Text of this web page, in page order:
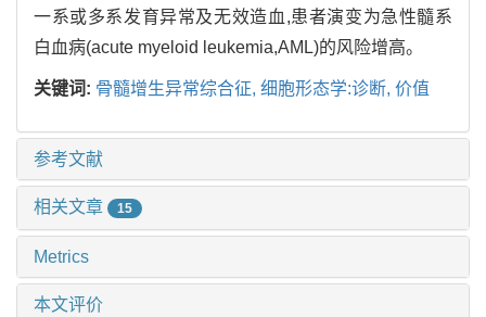
一系或多系发育异常及无效造血,患者演变为急性髓系
白血病(acute myeloid leukemia,AML)的风险增高。
关键词: 骨髓增生异常综合征, 细胞形态学:诊断, 价值
参考文献
相关文章 15
Metrics
本文评价